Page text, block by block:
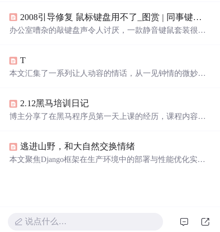
外，还介绍了Chrome插件SmartTabMute用于静音无关网页
声音，以及Mac应用Muzzle阻止屏幕共享时的尴尬通知弹
2008引导修复 鼠标键盘用不了_图赏 | 同事键盘
办公室嘈杂的敲键盘声令人讨厌，一款静音键鼠套装很有
键盘全尺寸，有多媒体快捷键、角度调节和防泼溅设计，
鼠标贴合手型，采用无线连接，电池续航久。
T
本文汇集了一系列让人动容的情话，从一见钟情的微妙到
都能触动人心。
2.12黑马培训日记
博主分享了在黑马程序员第一天上课的经历，课程内容尚
扫。食堂物美价廉，设施有待完善。
逃进山野，和大自然交换情绪
本文聚焦Django框架在生产环境中的部署与性能优化实
说点什么…